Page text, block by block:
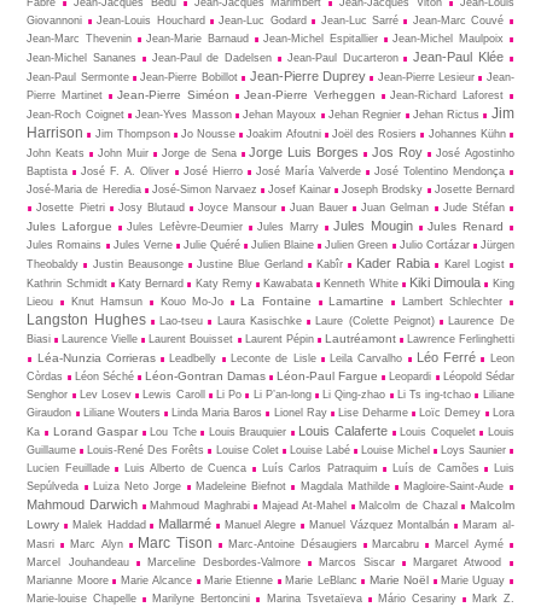
Giovannoni
Jean-Louis Houchard Jean-Luc Godard Jean-Luc Sarré
Jean-Marc Couvé
Jean-Marc Thevenin
Jean-Marie Barnaud Jean-Michel Espitallier
Jean-Michel Maulpoix
Jean-Michel Sananes
Jean-Paul de Dadelsen Jean-Paul Ducarteron Jean-Paul Klée
Jean-Paul Sermonte Jean-Pierre Bobillot Jean-Pierre Duprey Jean-Pierre Lesieur
Jean-
Pierre Martinet
Jean-Pierre Siméon Jean-Pierre Verheggen
Jean-Richard Laforest
Jean-Roch Coignet
Jean-Yves Masson Jehan Mayoux Jehan Regnier Jehan Rictus
Jim
Harrison
Jim Thompson Jo Nousse Joakim Afoutni Joël des Rosiers
Johannes Kühn
John Keats
John Muir Jorge de Sena Jorge Luis Borges Jos Roy
José Agostinho
Baptista
José F. A. Oliver José Hierro José María Valverde
José Tolentino Mendonça
José-Maria de Heredia
José-Simon Narvaez Josef Kainar Joseph Brodsky
Josette Bernard
Josette Pietri
Josy Blutaud Joyce Mansour Juan Bauer Juan Gelman Jude Stéfan
Jules Laforgue Jules Lefèvre-Deumier Jules Marry Jules Mougin Jules Renard
Jules Romains Jules Verne Julie Quéré Julien Blaine Julien Green Julio Cortázar
Jürgen
Theobaldy
Justin Beausonge Justine Blue Gerland Kabîr Kader Rabia
Karel Logist
Kathrin Schmidt
Katy Bernard Katy Remy Kawabata Kenneth White Kiki Dimoula
King
Lieou
Knut Hamsun Kouo Mo-Jo La Fontaine Lamartine Lambert Schlechter
Langston Hughes Lao-tseu Laura Kasischke Laure (Colette Peignot)
Laurence De
Biasi
Laurence Vielle Laurent Bouisset Laurent Pépin Lautréamont Lawrence Ferlinghetti
Léa-Nunzia Corrieras Leadbelly Leconte de Lisle Leila Carvalho Léo Ferré
Leon
Còrdas
Léon Séché Léon-Gontran Damas Léon-Paul Fargue Leopardi
Léopold Sédar
Senghor
Lev Losev Lewis Caroll Li Po Li P’an-long Li Qing-zhao Li Ts ing-tchao
Liliane
Giraudon
Liliane Wouters Linda Maria Baros Lionel Ray Lise Deharme Loïc Demey
Lora
Ka
Lorand Gaspar Lou Tche Louis Brauquier Louis Calaferte Louis Coquelet
Louis
Guillaume
Louis-René Des Forêts Louise Colet Louise Labé Louise Michel
Loys Saunier
Lucien Feuillade
Luis Alberto de Cuenca Luís Carlos Patraquim Luís de Camões
Luis
Sepúlveda
Luiza Neto Jorge Madeleine Biefnot Magdala Mathilde Magloire-Saint-Aude
Mahmoud Darwich Mahmoud Maghrabi Majead At-Mahel Malcolm de Chazal
Malcolm
Lowry
Malek Haddad Mallarmé Manuel Alegre Manuel Vázquez Montalbán
Maram al-
Masri
Marc Alyn Marc Tison Marc-Antoine Désaugiers Marcabru
Marcel Aymé
Marcel Jouhandeau
Marceline Desbordes-Valmore Marcos Siscar
Margaret Atwood
Marianne Moore
Marie Alcance Marie Etienne Marie LeBlanc Marie Noël
Marie Uguay
Marie-louise Chapelle
Marilyne Bertoncini Marina Tsvetaïeva Mário Cesariny
Mark Z.